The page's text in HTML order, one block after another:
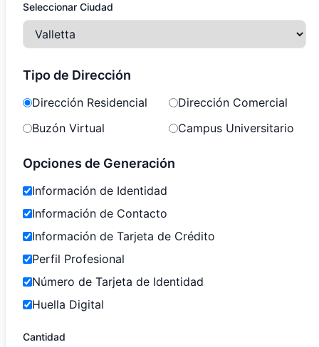
Seleccionar Ciudad
Tipo de Dirección
Dirección Residencial
Dirección Comercial
Buzón Virtual
Campus Universitario
Opciones de Generación
Información de Identidad
Información de Contacto
Información de Tarjeta de Crédito
Perfil Profesional
Número de Tarjeta de Identidad
Huella Digital
Cantidad